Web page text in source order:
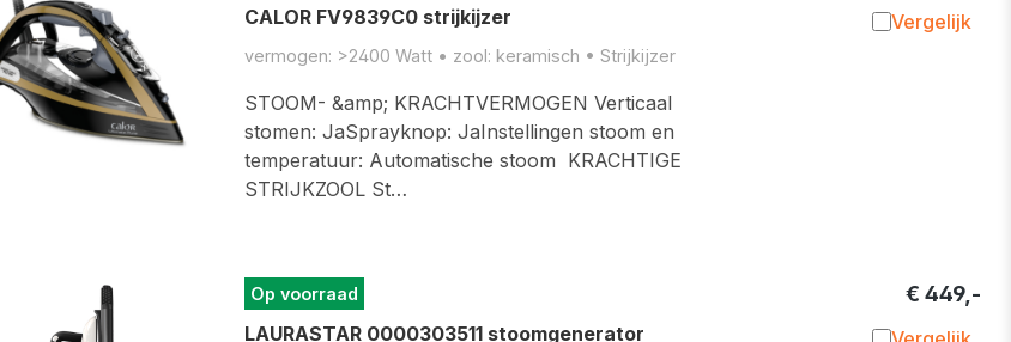
CALOR FV9839C0 strijkijzer
vermogen: >2400 Watt • zool: keramisch • Strijkijzer
STOOM- &amp; KRACHTVERMOGEN Verticaal
stomen: JaSprayknop: JaInstellingen stoom en
temperatuur: Automatische stoom KRACHTIGE
STRIJKZOOL St…
Vergelijk
Op voorraad
LAURASTAR 0000303511 stoomgenerator
€ 449,-